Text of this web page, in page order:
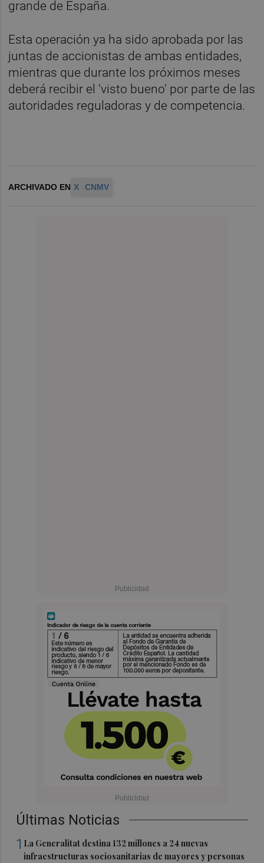
Últimas Noticias
1 La Generalitat destina 132 millones a 24 nuevas
infraestructuras sociosanitarias de mayores y personas
grande de España.
Esta operación ya ha sido aprobada por las
juntas de accionistas de ambas entidades,
mientras que durante los próximos meses
deberá recibir el 'visto bueno' por parte de las
autoridades reguladoras y de competencia.
ARCHIVADO EN X CNMV